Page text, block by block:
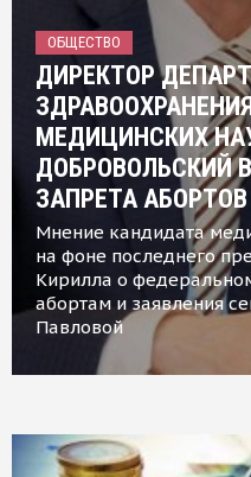
ОБЩЕСТВО
ДИРЕКТОР
МЕДИЦИНСКИХ
ДОБРОВОЛЬСКИЙ
ЗАПРЕТА АБОРТОВ
Мнение кандидата
на фоне последнего
Кирилла о
абортам и заявления
Павловой